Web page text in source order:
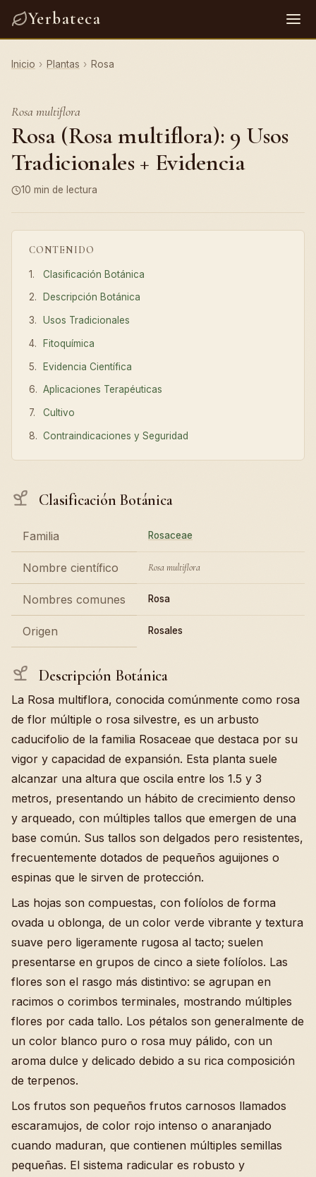
Yerbateca
Inicio › Plantas › Rosa
Rosa multiflora
Rosa (Rosa multiflora): 9 Usos
Tradicionales + Evidencia
10 min de lectura
CONTENIDO
Clasificación Botánica
Descripción Botánica
Usos Tradicionales
Fitoquímica
Evidencia Científica
Aplicaciones Terapéuticas
Cultivo
Contraindicaciones y Seguridad
Clasificación Botánica
Familia Rosaceae
Nombre científico Rosa multiflora
Nombres comunes Rosa
Origen Rosales
Descripción Botánica
La Rosa multiflora, conocida comúnmente como rosa
de flor múltiple o rosa silvestre, es un arbusto
caducifolio de la familia Rosaceae que destaca por su
vigor y capacidad de expansión. Esta planta suele
alcanzar una altura que oscila entre los 1.5 y 3
metros, presentando un hábito de crecimiento denso
y arqueado, con múltiples tallos que emergen de una
base común. Sus tallos son delgados pero resistentes,
frecuentemente dotados de pequeños aguijones o
espinas que le sirven de protección.
Las hojas son compuestas, con folíolos de forma
ovada u oblonga, de un color verde vibrante y textura
suave pero ligeramente rugosa al tacto; suelen
presentarse en grupos de cinco a siete folíolos. Las
flores son el rasgo más distintivo: se agrupan en
racimos o corimbos terminales, mostrando múltiples
flores por cada tallo. Los pétalos son generalmente de
un color blanco puro o rosa muy pálido, con un
aroma dulce y delicado debido a su rica composición
de terpenos.
Los frutos son pequeños frutos carnosos llamados
escaramujos, de color rojo intenso o anaranjado
cuando maduran, que contienen múltiples semillas
pequeñas. El sistema radicular es robusto y